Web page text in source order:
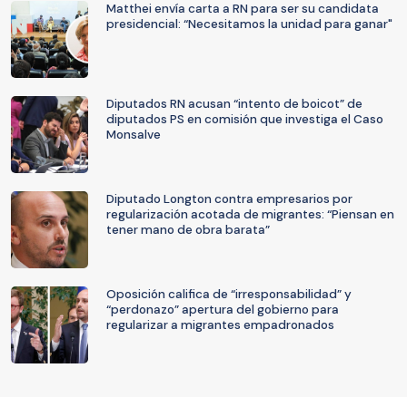
Matthei envía carta a RN para ser su candidata
presidencial: “Necesitamos la unidad para ganar"
Diputados RN acusan “intento de boicot” de
diputados PS en comisión que investiga el Caso
Monsalve
Diputado Longton contra empresarios por
regularización acotada de migrantes: “Piensan en
tener mano de obra barata”
Oposición califica de “irresponsabilidad” y
“perdonazo” apertura del gobierno para
regularizar a migrantes empadronados